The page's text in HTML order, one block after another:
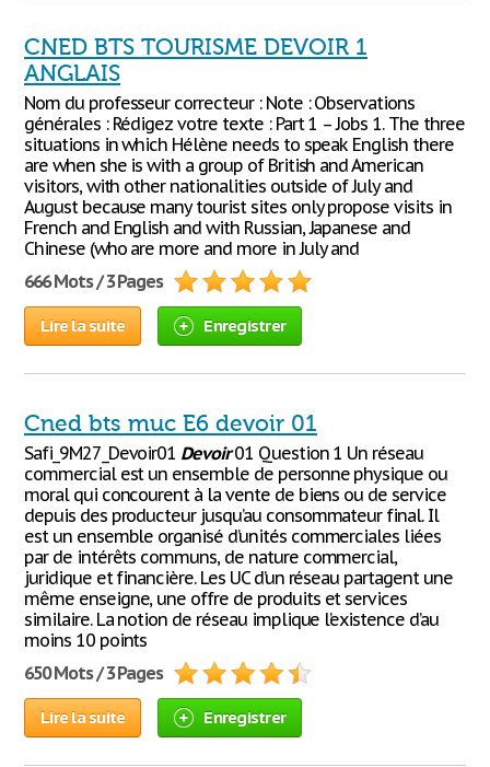
CNED BTS TOURISME DEVOIR 1
ANGLAIS
Nom du professeur correcteur : Note : Observations
générales : Rédigez votre texte : Part 1 – Jobs 1. The three
situations in which Hélène needs to speak English there
are when she is with a group of British and American
visitors, with other nationalities outside of July and
August because many tourist sites only propose visits in
French and English and with Russian, Japanese and
Chinese (who are more and more in July and
666 Mots / 3 Pages
Lire la suite Enregistrer
Cned bts muc E6 devoir 01
Safi_9M27_Devoir01 Devoir01 Question 1 Un réseau
commercial est un ensemble de personne physique ou
moral qui concourent à la vente de biens ou de service
depuis des producteur jusqu’au consommateur final. Il
est un ensemble organisé d’unités commerciales liées
par de intérêts communs, de nature commercial,
juridique et financière. Les UC d’un réseau partagent une
même enseigne, une offre de produits et services
similaire. La notion de réseau implique l’existence d’au
moins 10 points
650 Mots / 3 Pages
Lire la suite Enregistrer